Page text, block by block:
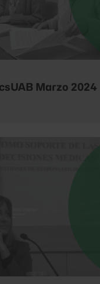
Marzo 2024